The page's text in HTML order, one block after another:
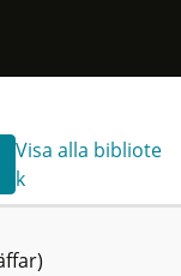
Visa alla bibliote
k